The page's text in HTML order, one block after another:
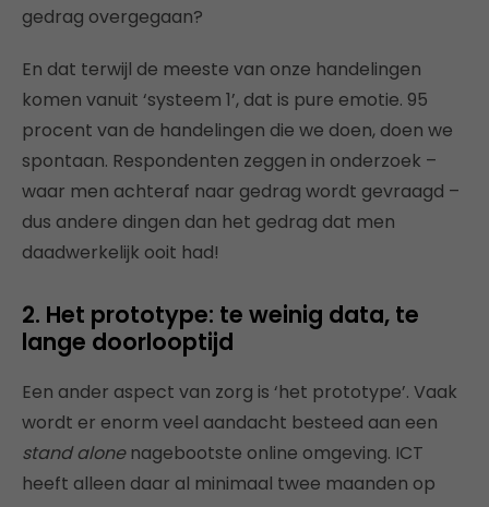
gedrag overgegaan?
En dat terwijl de meeste van onze handelingen
komen vanuit ‘systeem 1’, dat is pure emotie. 95
procent van de handelingen die we doen, doen we
spontaan. Respondenten zeggen in onderzoek –
waar men achteraf naar gedrag wordt gevraagd –
dus andere dingen dan het gedrag dat men
daadwerkelijk ooit had!
2. Het prototype: te weinig data, te
lange doorlooptijd
Een ander aspect van zorg is ‘het prototype’. Vaak
wordt er enorm veel aandacht besteed aan een
stand alonenagebootste online omgeving. ICT
heeft alleen daar al minimaal twee maanden op